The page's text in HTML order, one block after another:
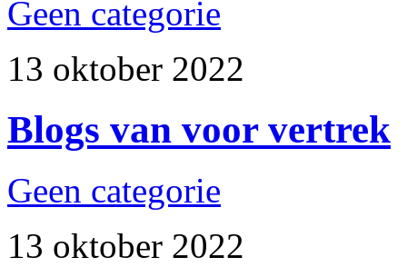
Geen categorie
13 oktober 2022
Blogs van voor vertrek
Geen categorie
13 oktober 2022